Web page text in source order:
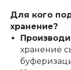
Для кого
хранение?
хранение